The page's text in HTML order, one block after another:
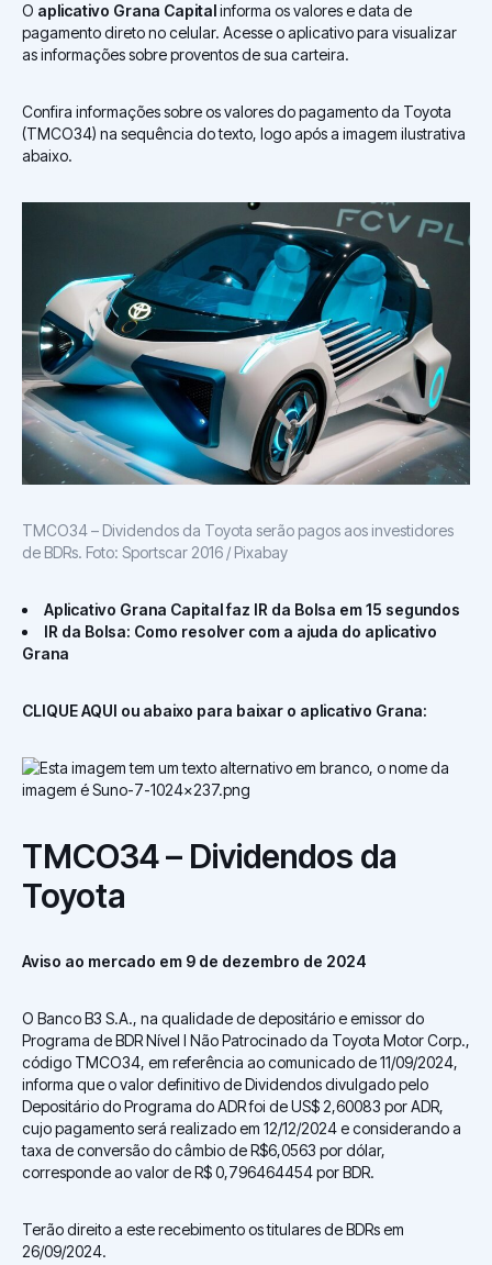
O aplicativo Grana Capitalinforma os valores e data de
pagamento direto no celular. Acesse o aplicativo para visualizar
as informações sobre proventos de sua carteira.
Confira informações sobre os valores do pagamento da Toyota
(TMCO34) na sequência do texto, logo após a imagem ilustrativa
abaixo.
TMCO34 – Dividendos da Toyota serão pagos aos investidores
de BDRs. Foto: Sportscar 2016 / Pixabay
Aplicativo Grana Capital faz IR da Bolsa em 15 segundos
IR da Bolsa: Como resolver com a ajuda do aplicativo
Grana
CLIQUE AQUI ou abaixo para baixar o aplicativo Grana:
TMCO34 – Dividendos da
Toyota
Aviso ao mercado em 9 de dezembro de 2024
O Banco B3 S.A., na qualidade de depositário e emissor do
Programa de BDR Nível I Não Patrocinado da Toyota Motor Corp.,
código TMCO34, em referência ao comunicado de 11/09/2024,
informa que o valor definitivo de Dividendos divulgado pelo
Depositário do Programa do ADR foi de US$ 2,60083 por ADR,
cujo pagamento será realizado em 12/12/2024 e considerando a
taxa de conversão do câmbio de R$6,0563 por dólar,
corresponde ao valor de R$ 0,796464454 por BDR.
Terão direito a este recebimento os titulares de BDRs em
26/09/2024.